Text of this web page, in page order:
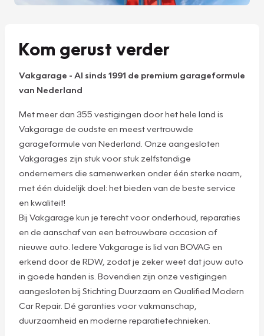
Kom gerust verder
Vakgarage - Al sinds 1991 de premium garageformule
van Nederland
Met meer dan 355 vestigingen door het hele land is
Vakgarage de oudste en meest vertrouwde
garageformule van Nederland. Onze aangesloten
Vakgarages zijn stuk voor stuk zelfstandige
ondernemers die samenwerken onder één sterke naam,
met één duidelijk doel: het bieden van de beste service
en kwaliteit!
Bij Vakgarage kun je terecht voor onderhoud, reparaties
en de aanschaf van een betrouwbare occasion of
nieuwe auto. Iedere Vakgarage is lid van BOVAG en
erkend door de RDW, zodat je zeker weet dat jouw auto
in goede handen is. Bovendien zijn onze vestigingen
aangesloten bij Stichting Duurzaam en Qualified Modern
Car Repair. Dé garanties voor vakmanschap,
duurzaamheid en moderne reparatietechnieken.